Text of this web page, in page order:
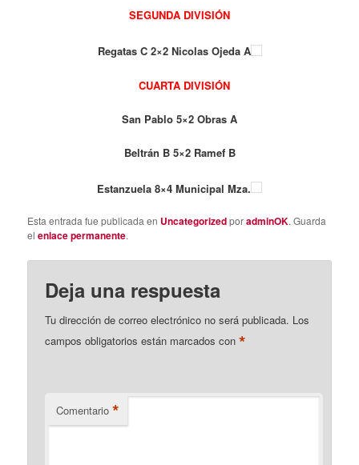
SEGUNDA DIVISIÓN
Regatas C 2×2 Nicolas Ojeda A
CUARTA DIVISIÓN
San Pablo 5×2 Obras A
Beltrán B 5×2 Ramef B
Estanzuela 8×4 Municipal Mza.
Esta entrada fue publicada en UncategorizedporadminOK. Guarda
elenlace permanente.
Deja una respuesta
Tu dirección de correo electrónico no será publicada. Los
campos obligatorios están marcados con*
Comentario *